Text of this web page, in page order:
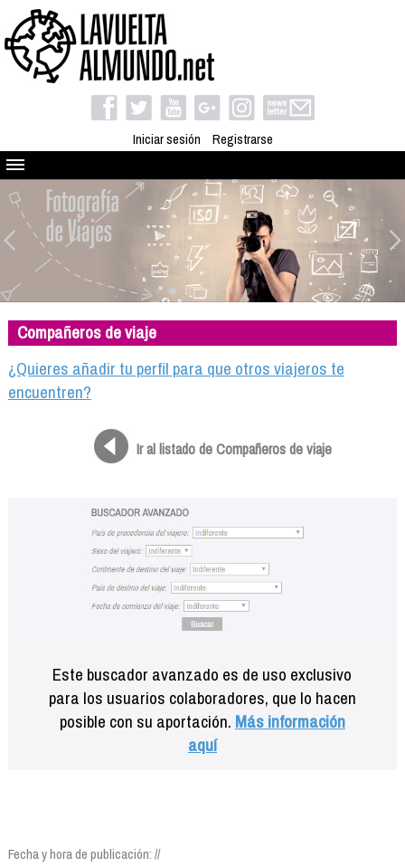
Iniciar sesión Registrarse
Quienes somos
El proyecto
Blog
Viaja con nosotros
Camino solidario
Libros
Compañeros de viaje
Compañeros de viaje
¿Quieres añadir tu perfil para que otros viajeros te
encuentren?
Ir al listado de Compañeros de viaje
Este buscador avanzado es de uso exclusivo
para los usuarios colaboradores, que lo hacen
posible con su aportación. Más información
aquí
Fecha y hora de publicación: //